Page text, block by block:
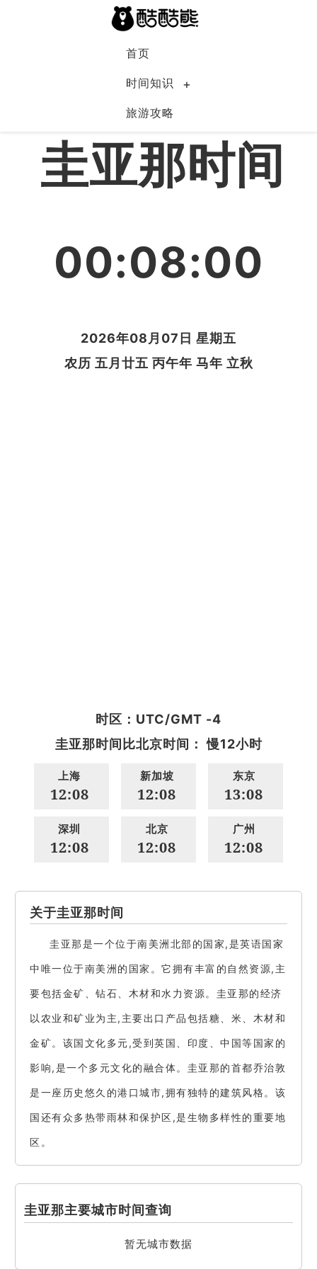
首页
时间知识
旅游攻略
圭亚那
圭亚那时间
00:08:00
2026年08月07日 星期五
农历 五月廿五 丙午年 马年 立秋
时区：UTC/GMT -4
圭亚那时间比北京时间： 慢12小时
上海
12:08
新加坡
12:08
东京
13:08
深圳
12:08
北京
12:08
广州
12:08
关于圭亚那时间
圭亚那是一个位于南美洲北部的国家,是英语国家
中唯一位于南美洲的国家。它拥有丰富的自然资源,主
要包括金矿、钻石、木材和水力资源。圭亚那的经济
以农业和矿业为主,主要出口产品包括糖、米、木材和
金矿。该国文化多元,受到英国、印度、中国等国家的
影响,是一个多元文化的融合体。圭亚那的首都乔治敦
是一座历史悠久的港口城市,拥有独特的建筑风格。该
国还有众多热带雨林和保护区,是生物多样性的重要地
区。
圭亚那主要城市时间查询
暂无城市数据